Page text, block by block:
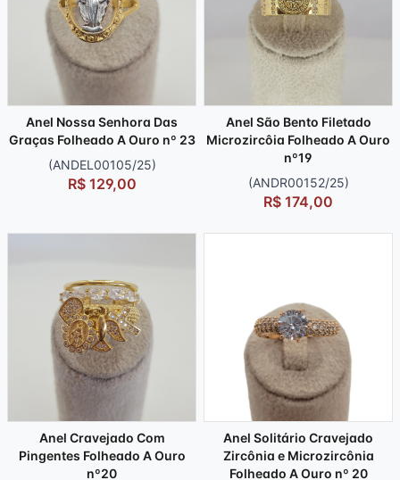
Anel Nossa Senhora Das
Graças Folheado A Ouro nº 23
(ANDEL00105/25)
R$ 129,00
Anel São Bento Filetado
Microzircôia Folheado A Ouro
nº19
(ANDR00152/25)
R$ 174,00
Anel Cravejado Com
Pingentes Folheado A Ouro
nº20
Anel Solitário Cravejado
Zircônia e Microzircônia
Folheado A Ouro nº 20